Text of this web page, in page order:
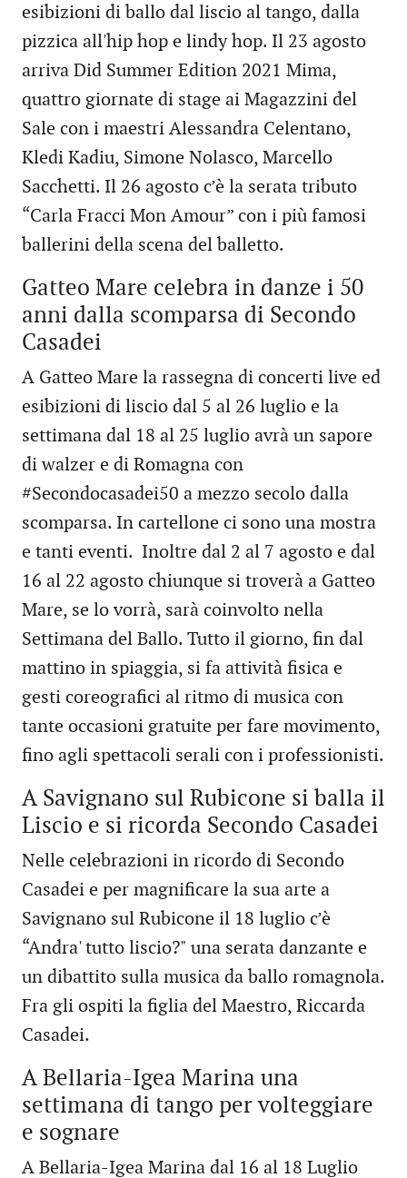
esibizioni di ballo dal liscio al tango, dalla
pizzica all'hip hop e lindy hop. Il 23 agosto
arriva Did Summer Edition 2021 Mima,
quattro giornate di stage ai Magazzini del
Sale con i maestri Alessandra Celentano,
Kledi Kadiu, Simone Nolasco, Marcello
Sacchetti. Il 26 agosto c’è la serata tributo
“Carla Fracci Mon Amour” con i più famosi
ballerini della scena del balletto.
Gatteo Mare celebra in danze i 50
anni dalla scomparsa di Secondo
Casadei
A Gatteo Mare la rassegna di concerti live ed
esibizioni di liscio dal 5 al 26 luglio e la
settimana dal 18 al 25 luglio avrà un sapore
di walzer e di Romagna con
#Secondocasadei50 a mezzo secolo dalla
scomparsa. In cartellone ci sono una mostra
e tanti eventi. Inoltre dal 2 al 7 agosto e dal
16 al 22 agosto chiunque si troverà a Gatteo
Mare, se lo vorrà, sarà coinvolto nella
Settimana del Ballo. Tutto il giorno, fin dal
mattino in spiaggia, si fa attività fisica e
gesti coreografici al ritmo di musica con
tante occasioni gratuite per fare movimento,
fino agli spettacoli serali con i professionisti.
A Savignano sul Rubicone si balla il
Liscio e si ricorda Secondo Casadei
Nelle celebrazioni in ricordo di Secondo
Casadei e per magnificare la sua arte a
Savignano sul Rubicone il 18 luglio c’è
“Andra' tutto liscio?" una serata danzante e
un dibattito sulla musica da ballo romagnola.
Fra gli ospiti la figlia del Maestro, Riccarda
Casadei.
A Bellaria-Igea Marina una
settimana di tango per volteggiare
e sognare
A Bellaria-Igea Marina dal 16 al 18 Luglio